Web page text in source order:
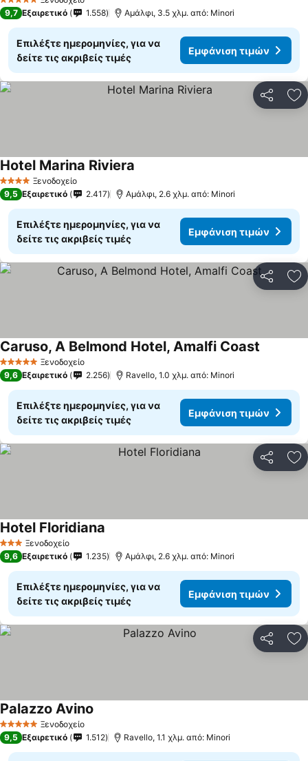
5 Αστέρια
9,7 Εξαιρετικό 1.558 Αμάλφι, 3.5 χλμ. από: Minori
Επιλέξτε ημερομηνίες, για να
δείτε τις ακριβείς τιμές
Εμφάνιση τιμών
4 ΑστέριαΞενοδοχείο
Hotel Marina Riviera
9,5 Εξαιρετικό 2.417 Αμάλφι, 2.6 χλμ. από: Minori
Επιλέξτε ημερομηνίες, για να
δείτε τις ακριβείς τιμές
Εμφάνιση τιμών
5 Αστέρια Ξενοδοχείο
Caruso, A Belmond Hotel, Amalfi Coast
9,6 Εξαιρετικό 2.256 Ravello, 1.0 χλμ. από: Minori
Επιλέξτε ημερομηνίες, για να
δείτε τις ακριβείς τιμές
Εμφάνιση τιμών
3 ΑστέριαΞενοδοχείο
Hotel Floridiana
9,6 Εξαιρετικό 1.235 Αμάλφι, 2.6 χλμ. από: Minori
Επιλέξτε ημερομηνίες, για να
δείτε τις ακριβείς τιμές
Εμφάνιση τιμών
5 Αστέρια Ξενοδοχείο
Palazzo Avino
9,5 Εξαιρετικό 1.512 Ravello, 1.1 χλμ. από: Minori